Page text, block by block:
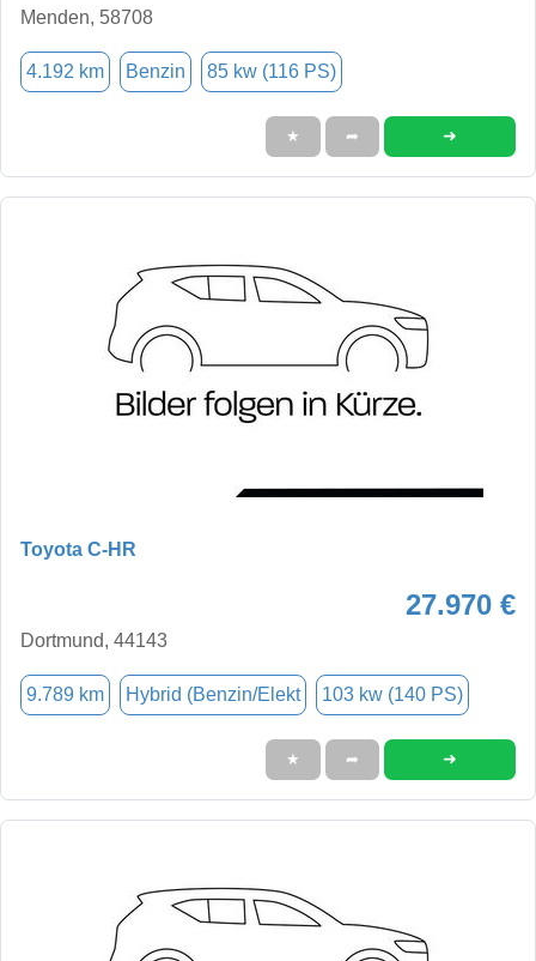
Menden, 58708
4.192 km Benzin 85 kw (116 PS)
★ ➦ ➜
Toyota C-HR
27.970 €
Dortmund, 44143
9.789 km Hybrid (Benzin/Elekt 103 kw (140 PS)
★ ➦ ➜